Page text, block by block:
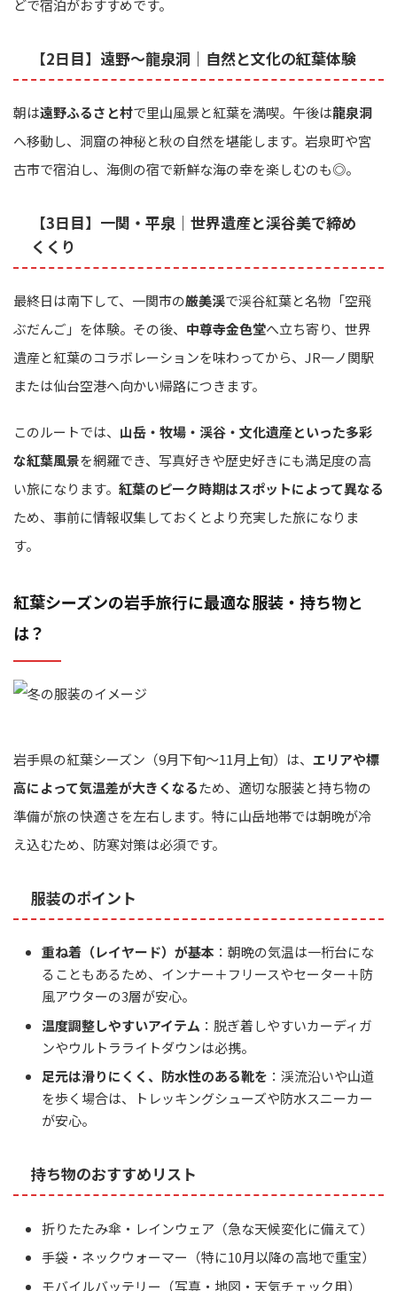
どで宿泊がおすすめです。
【2日目】遠野～龍泉洞｜自然と文化の紅葉体験
朝は遠野ふるさと村で里山風景と紅葉を満喫。午後は龍泉洞
へ移動し、洞窟の神秘と秋の自然を堪能します。岩泉町や宮
古市で宿泊し、海側の宿で新鮮な海の幸を楽しむのも◎。
【3日目】一関・平泉｜世界遺産と渓谷美で締め
くくり
最終日は南下して、一関市の厳美渓で渓谷紅葉と名物「空飛
ぶだんご」を体験。その後、 中尊寺金色堂へ立ち寄り、世界
遺産と紅葉のコラボレーションを味わってから、JR一ノ関駅
または仙台空港へ向かい帰路につきます。
このルートでは、 山岳・牧場・渓谷・文化遺産といった多彩
な紅葉風景を網羅でき、写真好きや歴史好きにも満足度の高
い旅になります。 紅葉のピーク時期はスポットによって異なる
ため、事前に情報収集しておくとより充実した旅になりま
す。
紅葉シーズンの岩手旅行に最適な服装・持ち物と
は？
岩手県の紅葉シーズン（9月下旬〜11月上旬）は、 エリアや標
高によって気温差が大きくなるため、適切な服装と持ち物の
準備が旅の快適さを左右します。特に山岳地帯では朝晩が冷
え込むため、防寒対策は必須です。
服装のポイント
重ね着（レイヤード）が基本 ：朝晩の気温は一桁台にな
ることもあるため、インナー＋フリースやセーター＋防
風アウターの3層が安心。
温度調整しやすいアイテム ：脱ぎ着しやすいカーディガ
ンやウルトラライトダウンは必携。
足元は滑りにくく、防水性のある靴を ：渓流沿いや山道
を歩く場合は、トレッキングシューズや防水スニーカー
が安心。
持ち物のおすすめリスト
折りたたみ傘・レインウェア（急な天候変化に備えて）
手袋・ネックウォーマー（特に10月以降の高地で重宝）
モバイルバッテリー（写真・地図・天気チェック用）